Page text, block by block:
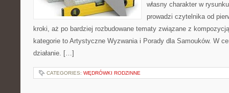
własny charakter w
prowadzi czytelnika od
kroki, aż po bardziej rozbudowane tematy związane z
kategorie to Artystyczne Wyzwania i Porady dla Samouków. W
działanie. […]
CATEGORIES: WĘDRÓWKI RODZINNE